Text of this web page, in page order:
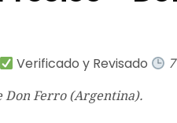
Verificado y Revisado
Don Ferro (Argentina).